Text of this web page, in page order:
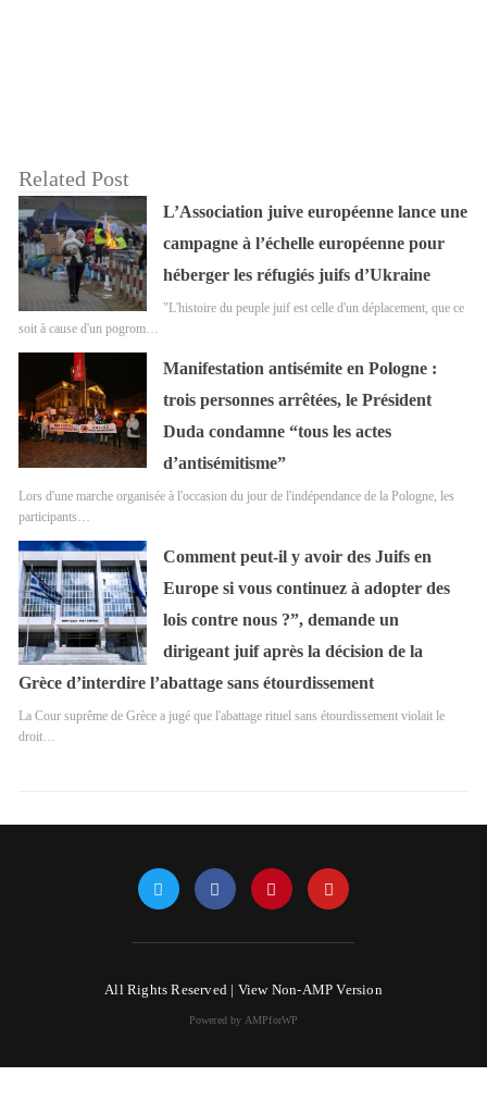
Related Post
L’Association juive européenne lance une
campagne à l’échelle européenne pour
héberger les réfugiés juifs d’Ukraine
"L'histoire du peuple juif est celle d'un déplacement, que ce
soit à cause d'un pogrom…
Manifestation antisémite en Pologne :
trois personnes arrêtées, le Président
Duda condamne “tous les actes
d’antisémitisme”
Lors d'une marche organisée à l'occasion du jour de l'indépendance de la Pologne, les
participants…
Comment peut-il y avoir des Juifs en
Europe si vous continuez à adopter des
lois contre nous ?”, demande un
dirigeant juif après la décision de la
Grèce d’interdire l’abattage sans étourdissement
La Cour suprême de Grèce a jugé que l'abattage rituel sans étourdissement violait le
droit…
All Rights Reserved | View Non-AMP Version
Powered by AMPforWP